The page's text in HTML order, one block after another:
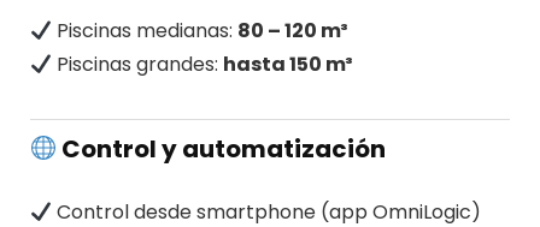
Piscinas medianas: 80 – 120 m³
Piscinas grandes: hasta 150 m³
Control y automatización
Control desde smartphone (app OmniLogic)